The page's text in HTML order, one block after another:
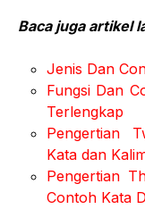
Baca juga artikel
Jenis Dan
Fungsi Dan
Terlengkap
Pengertian
Kata dan
Pengertian
Contoh Kata